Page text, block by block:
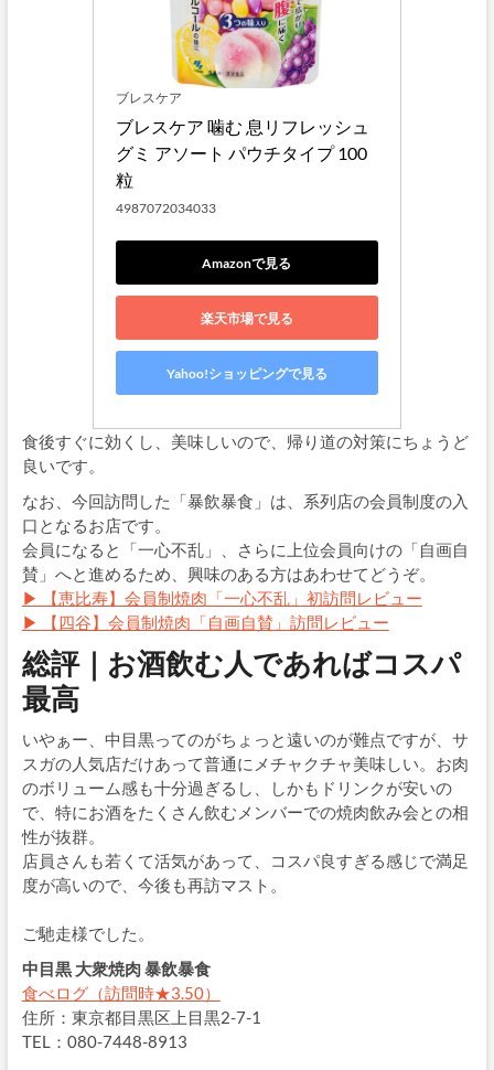
ブレスケア
ブレスケア 噛む 息リフレッシュ
グミ アソート パウチタイプ 100
粒
4987072034033
Amazonで見る
楽天市場で見る
Yahoo!ショッピングで見る
食後すぐに効くし、美味しいので、帰り道の対策にちょうど
良いです。
なお、今回訪問した「暴飲暴食」は、系列店の会員制度の入
口となるお店です。
会員になると「一心不乱」、さらに上位会員向けの「自画自
賛」へと進めるため、興味のある方はあわせてどうぞ。
▶ 【恵比寿】会員制焼肉「一心不乱」初訪問レビュー
▶ 【四谷】会員制焼肉「自画自賛」訪問レビュー
総評｜お酒飲む人であればコスパ
最高
いやぁー、中目黒ってのがちょっと遠いのが難点ですが、サ
スガの人気店だけあって普通にメチャクチャ美味しい。お肉
のボリューム感も十分過ぎるし、しかもドリンクが安いの
で、特にお酒をたくさん飲むメンバーでの焼肉飲み会との相
性が抜群。
店員さんも若くて活気があって、コスパ良すぎる感じで満足
度が高いので、今後も再訪マスト。
ご馳走様でした。
中目黒 大衆焼肉 暴飲暴食
食べログ（訪問時★3.50）
住所：東京都目黒区上目黒2-7-1
TEL：080-7448-8913